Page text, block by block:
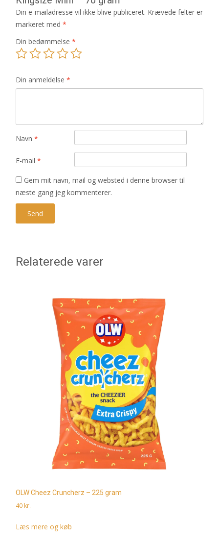
Din e-mailadresse vil ikke blive publiceret. Krævede felter er
markeret med *
Din bedømmelse *
Din anmeldelse *
Navn *
E-mail *
Gem mit navn, mail og websted i denne browser til
næste gang jeg kommenterer.
Relaterede varer
OLW Cheez Cruncherz – 225 gram
40 kr.
Læs mere og køb